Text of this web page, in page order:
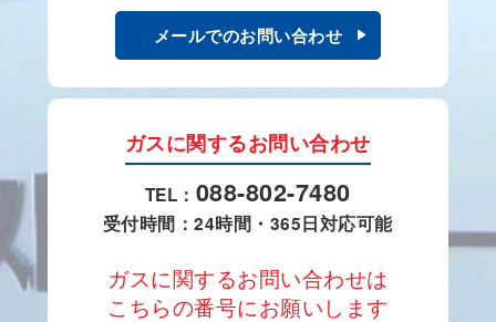
メールでのお問い合わせ
ガスに関するお問い合わせ
TEL： 088-802-7480
受付時間：24時間・365日対応可能
ガスに関するお問い合わせは
こちらの番号にお願いします